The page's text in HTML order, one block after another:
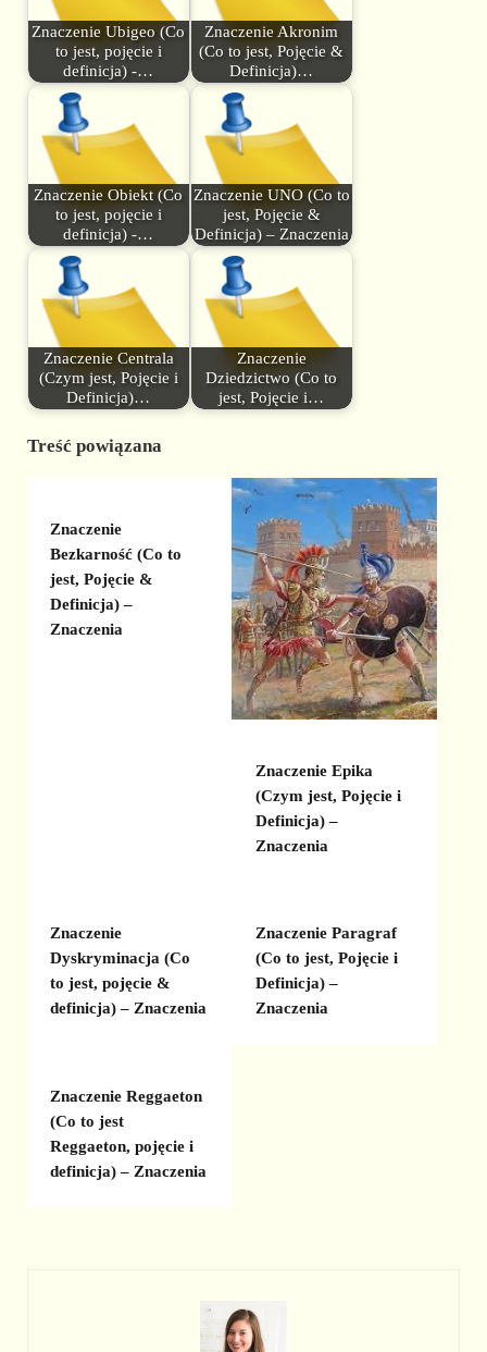
Znaczenie Ubigeo (Co
to jest, pojęcie i
definicja) -…
Znaczenie Akronim
(Co to jest, Pojęcie &
Definicja)…
Znaczenie Obiekt (Co
to jest, pojęcie i
definicja) -…
Znaczenie UNO (Co to
jest, Pojęcie &
Definicja) – Znaczenia
Znaczenie Centrala
(Czym jest, Pojęcie i
Definicja)…
Znaczenie
Dziedzictwo (Co to
jest, Pojęcie i…
Treść powiązana
Znaczenie
Bezkarność (Co to
jest, Pojęcie &
Definicja) –
Znaczenia
Znaczenie Epika
(Czym jest, Pojęcie i
Definicja) –
Znaczenia
Znaczenie
Dyskryminacja (Co
to jest, pojęcie &
definicja) – Znaczenia
Znaczenie Paragraf
(Co to jest, Pojęcie i
Definicja) –
Znaczenia
Znaczenie Reggaeton
(Co to jest
Reggaeton, pojęcie i
definicja) – Znaczenia